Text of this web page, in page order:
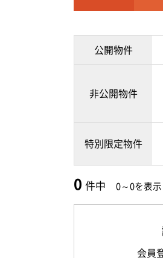
公開物件
非公開物件
特別限定物件
0 件中 0～0を表示
会員